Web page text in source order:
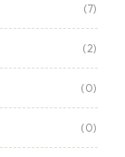
(7)
(2)
(0)
(0)